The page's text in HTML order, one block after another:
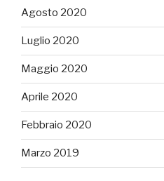
Agosto 2020
Luglio 2020
Maggio 2020
Aprile 2020
Febbraio 2020
Marzo 2019